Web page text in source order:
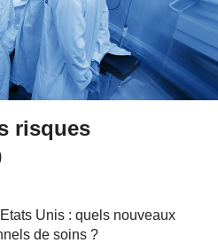
risques
Unis : quels nouveaux
de soins ?